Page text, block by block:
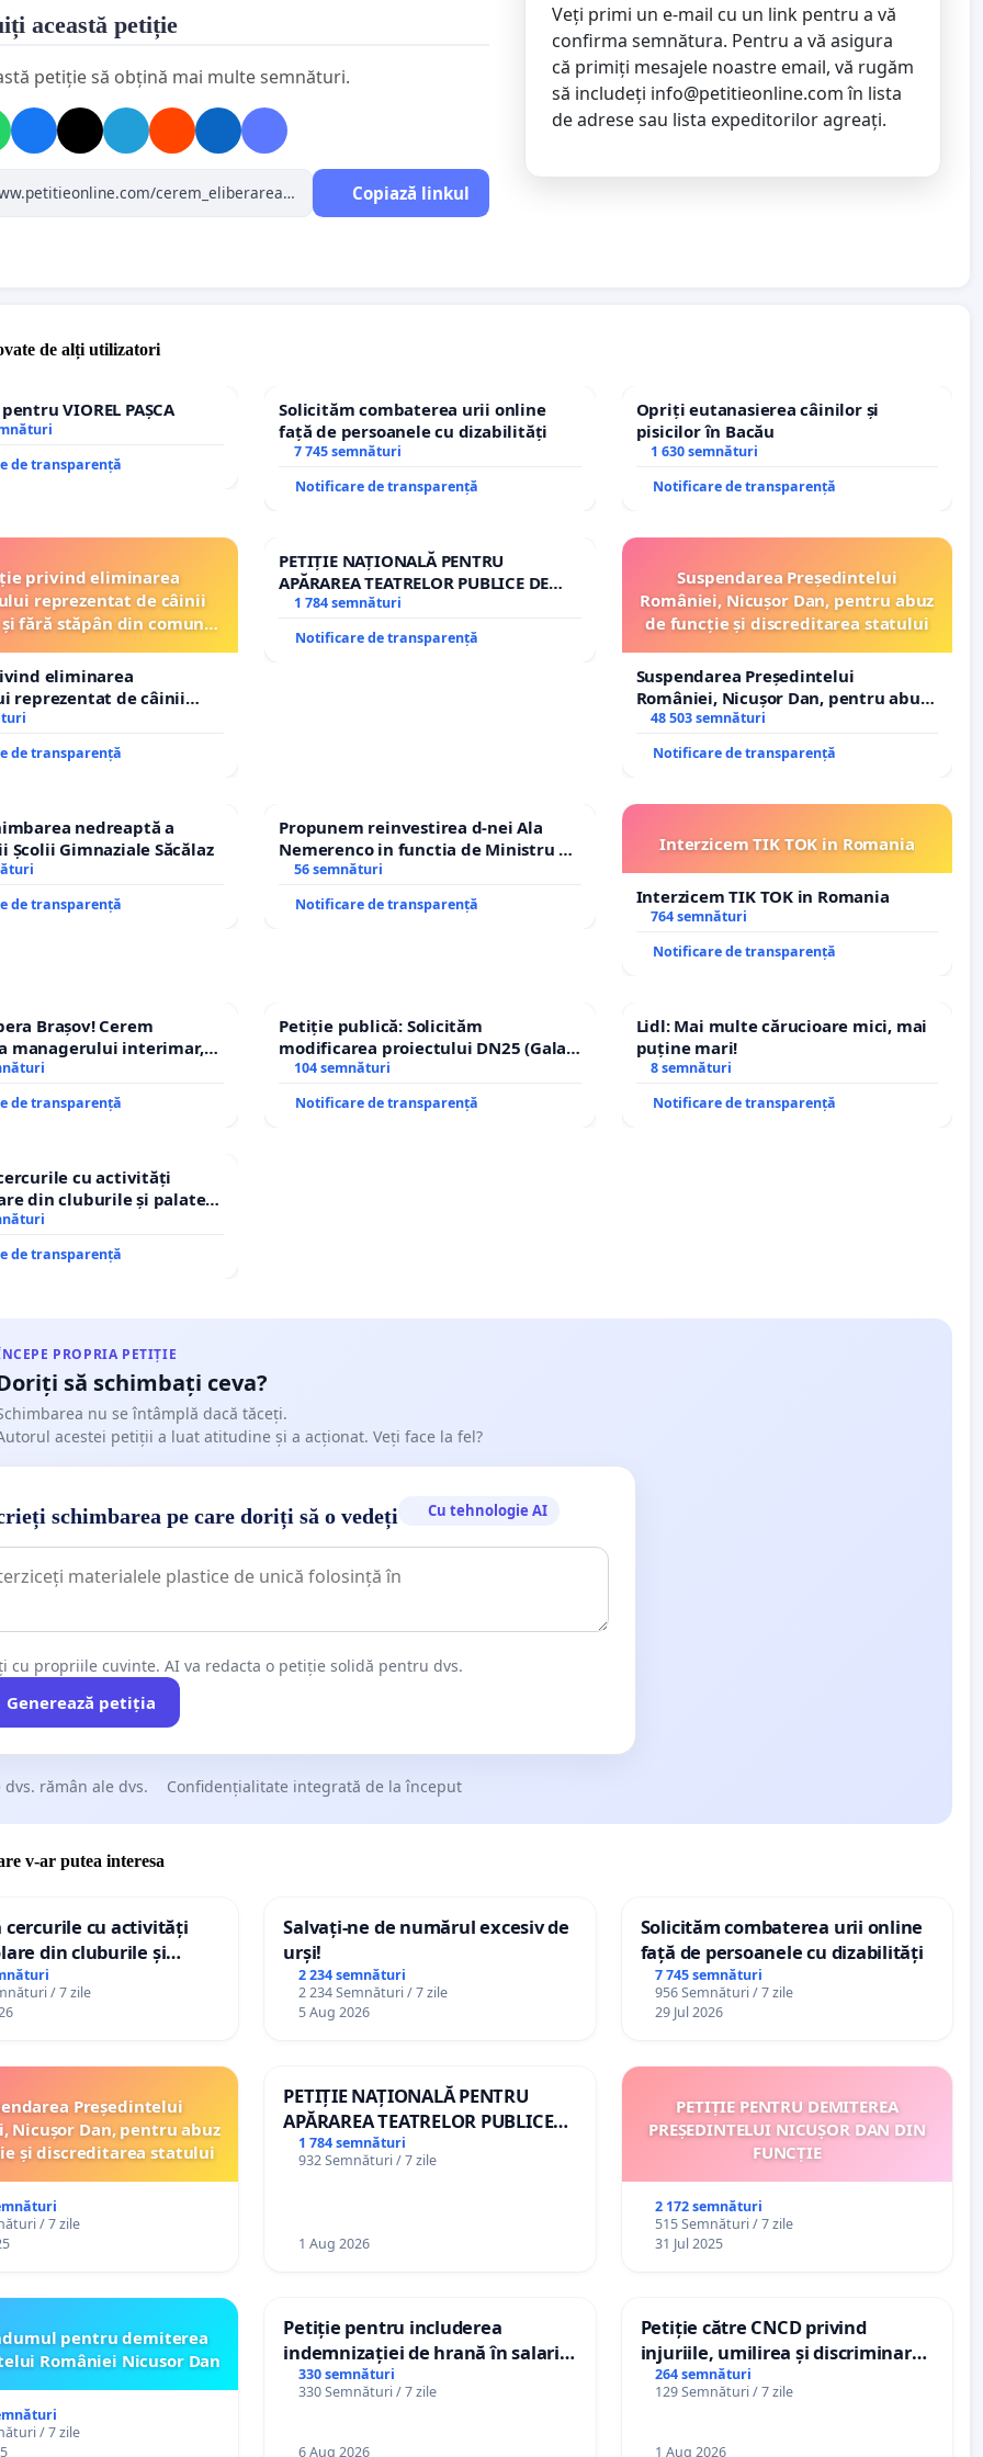
a anchetei, aceasta putând fi realizată pe deplin
solicităm instanțelelor de judecată punerea în
a domnului Victor Osipov pe durata anchetei penale.
această petiție
petiție să obțină mai multe semnături.
Copiază linkul
Veți primi un e-mail cu un link pentru a vă
confirma semnătura. Pentru a vă asigura
că primiți mesajele noastre email, vă rugăm
să includeți info@petitieonline.comîn lista
de adrese sau lista expeditorilor agreați.
de alți utilizatori
VIOREL PAȘCA
de transparență
Solicităm combaterea urii online
față de persoanele cu dizabilități
7 745 semnături
Notificare de transparență
Opriți eutanasierea câinilor și
pisicilor în Bacău
1 630 semnături
Notificare de transparență
privind eliminarea
reprezentat de câinii
fără stăpân din comuna
eliminarea
reprezentat de câinii
fără stăpân din comuna
de transparență
PETIȚIE NAȚIONALĂ PENTRU
APĂRAREA TEATRELOR PUBLICE DE
REPERTORIU DIN ROMÂNIA
1 784 semnături
Notificare de transparență
Suspendarea Președintelui
României, Nicușor Dan, pentru abuz
de funcție și discreditarea statului
Suspendarea Președintelui
României, Nicușor Dan, pentru abuz
de funcție și discreditarea statului
48 503 semnături
Notificare de transparență
nedreaptă a
Școlii Gimnaziale Săcălaz
de transparență
Propunem reinvestirea d-nei Ala
Nemerenco in functia de Ministru al
Sanatatii
56 semnături
Notificare de transparență
Interzicem TIK TOK in Romania
Interzicem TIK TOK in Romania
764 semnături
Notificare de transparență
Brașov! Cerem
managerului interimar,
Marius!
de transparență
Petiție publică: Solicităm
modificarea proiectului DN25 (Galați
– Hanu Conachi) prin devierea
traseului în afara localităților!
104 semnături
Notificare de transparență
Lidl: Mai multe cărucioare mici, mai
puține mari!
8 semnături
Notificare de transparență
cu activități
din cluburile și palatele
de transparență
PROPRIA PETIȚIE
să schimbați ceva?
nu se întâmplă dacă tăceți.
acestei petiții a luat atitudine și a acționat. Veți face la fel?
schimbarea pe care doriți să o vedeți Cu tehnologie AI
cu propriile cuvinte. AI va redacta o petiție solidă pentru dvs.
Generează petiția
dvs. rămân ale dvs. Confidențialitate integrată de la început
v-ar putea interesa
cercurile cu activități
din cluburile și
/ 7 zile
Salvați-ne de numărul excesiv de
urși!
2 234 semnături
2 234 Semnături / 7 zile
5 Aug 2026
Solicităm combaterea urii online
față de persoanele cu dizabilități
7 745 semnături
956 Semnături / 7 zile
29 Jul 2026
Președintelui
Nicușor Dan, pentru abuz
și discreditarea statului
/ 7 zile
PETIȚIE NAȚIONALĂ PENTRU
APĂRAREA TEATRELOR PUBLICE
DE REPERTORIU DIN ROMÂNIA
1 784 semnături
932 Semnături / 7 zile
1 Aug 2026
PETIȚIE PENTRU DEMITEREA
PREȘEDINTELUI NICUȘOR DAN DIN
FUNCȚIE
2 172 semnături
515 Semnături / 7 zile
31 Jul 2025
pentru demiterea
României Nicusor Dan
/ 7 zile
Petiție pentru includerea
indemnizației de hrană în salariul
de bază și protejarea gradațiilor
de vechime pentru asistenții
330 semnături
330 Semnături / 7 zile
6 Aug 2026
Petiție către CNCD privind
injuriile, umilirea și discriminarea
persoanelor cu dizabilități de
către utilizatorul TikTok „Gorici”
264 semnături
129 Semnături / 7 zile
1 Aug 2026